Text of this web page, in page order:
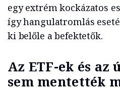
egy extrém kockázatos
így hangulatromlás
ki belőle a befektetők.
Az ETF-ek és az
sem mentették